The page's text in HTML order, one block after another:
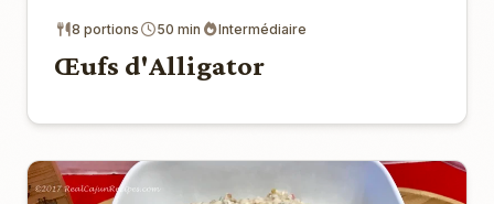
8 portions 50 min Intermédiaire
Œufs d'Alligator